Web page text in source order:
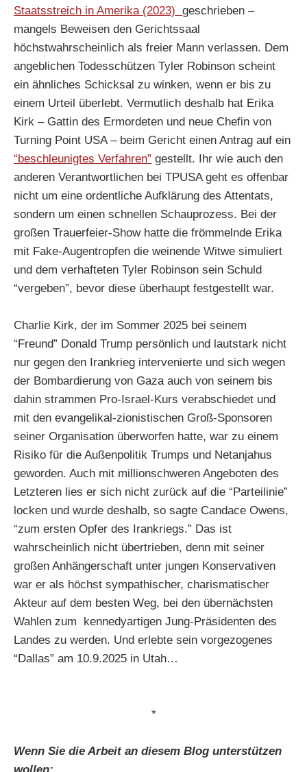
Staatsstreich in Amerika (2023) geschrieben –
mangels Beweisen den Gerichtssaal
höchstwahrscheinlich als freier Mann verlassen. Dem
angeblichen Todesschützen Tyler Robinson scheint
ein ähnliches Schicksal zu winken, wenn er bis zu
einem Urteil überlebt. Vermutlich deshalb hat Erika
Kirk – Gattin des Ermordeten und neue Chefin von
Turning Point USA – beim Gericht einen Antrag auf ein
“beschleunigtes Verfahren” gestellt. Ihr wie auch den
anderen Verantwortlichen bei TPUSA geht es offenbar
nicht um eine ordentliche Aufklärung des Attentats,
sondern um einen schnellen Schauprozess. Bei der
großen Trauerfeier-Show hatte die frömmelnde Erika
mit Fake-Augentropfen die weinende Witwe simuliert
und dem verhafteten Tyler Robinson sein Schuld
“vergeben”, bevor diese überhaupt festgestellt war.
Charlie Kirk, der im Sommer 2025 bei seinem
“Freund” Donald Trump persönlich und lautstark nicht
nur gegen den Irankrieg intervenierte und sich wegen
der Bombardierung von Gaza auch von seinem bis
dahin strammen Pro-Israel-Kurs verabschiedet und
mit den evangelikal-zionistischen Groß-Sponsoren
seiner Organisation überworfen hatte, war zu einem
Risiko für die Außenpolitik Trumps und Netanjahus
geworden. Auch mit millionschweren Angeboten des
Letzteren lies er sich nicht zurück auf die “Parteilinie”
locken und wurde deshalb, so sagte Candace Owens,
“zum ersten Opfer des Irankriegs.” Das ist
wahrscheinlich nicht übertrieben, denn mit seiner
großen Anhängerschaft unter jungen Konservativen
war er als höchst sympathischer, charismatischer
Akteur auf dem besten Weg, bei den übernächsten
Wahlen zum kennedyartigen Jung-Präsidenten des
Landes zu werden. Und erlebte sein vorgezogenes
“Dallas” am 10.9.2025 in Utah…
*
Wenn Sie die Arbeit an diesem Blog unterstützen